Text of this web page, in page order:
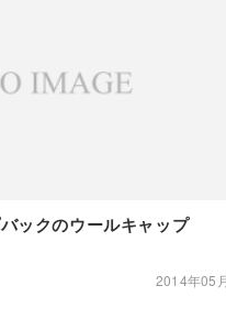
ックのウールキャップ
2014年05